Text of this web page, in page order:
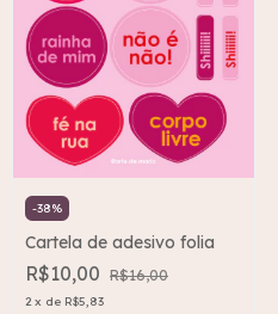
-38%
Cartela de adesivo folia
R$10,00 R$16,00
2 x de R$5,83